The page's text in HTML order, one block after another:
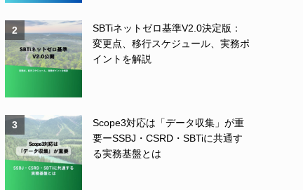
2
SBTiネットゼロ基準V2.0決定版：
変更点、移行スケジュール、実務ポ
イントを解説
3
Scope3対応は「データ収集」が重
要ーSSBJ・CSRD・SBTiに共通す
る実務基盤とは